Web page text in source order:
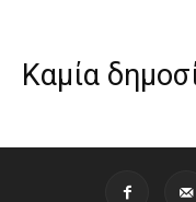
Καμία